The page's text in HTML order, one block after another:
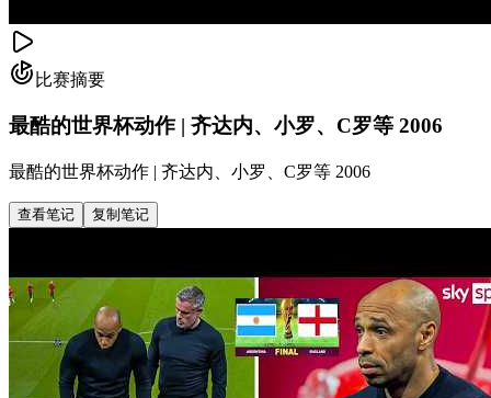
比赛摘要
最酷的世界杯动作 | 齐达内、小罗、C罗等 2006
最酷的世界杯动作 | 齐达内、小罗、C罗等 2006
查看笔记 复制笔记